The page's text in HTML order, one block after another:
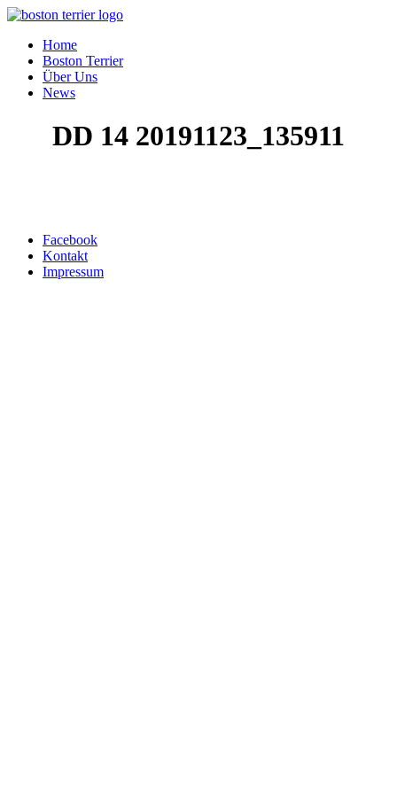
Home
Boston Terrier
Über Uns
News
DD 14 20191123_135911
Facebook
Kontakt
Impressum